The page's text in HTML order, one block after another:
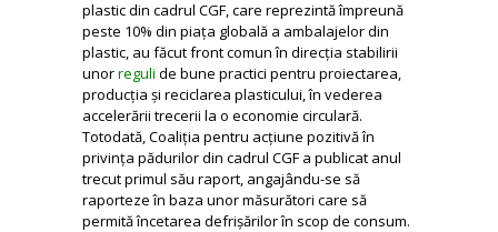
plastic din cadrul CGF, care reprezintă împreună
peste 10% din piața globală a ambalajelor din
plastic, au făcut front comun în direcția stabilirii
unorreguli de bune practici pentru proiectarea,
producția și reciclarea plasticului, în vederea
accelerării trecerii la o economie circulară.
Totodată, Coaliția pentru acțiune pozitivă în
privința pădurilor din cadrul CGF a publicat anul
trecut primul său raport, angajându-se să
raporteze în baza unor măsurători care să
permită încetarea defrișărilor în scop de consum.